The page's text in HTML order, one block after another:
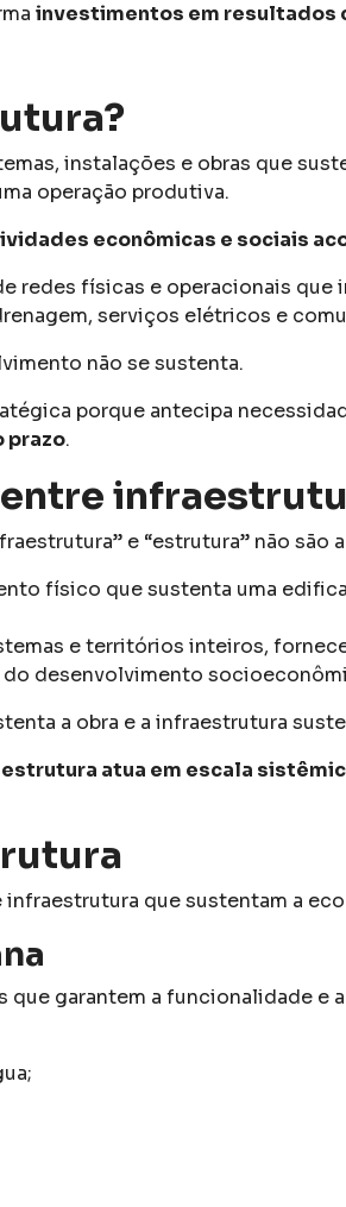
investimentos em resultados
instalações e obras que
operação produtiva.
econômicas e sociais
redes físicas e operacionais que
serviços elétricos e
não se sustenta.
porque antecipa
prazo.
e “estrutura” não são
físico que sustenta uma
e territórios inteiros,
desenvolvimento
a obra e a infraestrutura
atua em escala
que sustentam a
que garantem a funcionalidade e